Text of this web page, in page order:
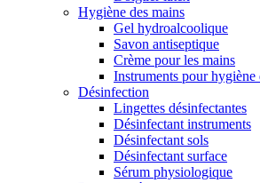
Hygiène des mains
Gel hydroalcoolique
Savon antiseptique
Crème pour les mains
Instruments pour hygiène
Désinfection
Lingettes désinfectantes
Désinfectant instruments
Désinfectant sols
Désinfectant surface
Sérum physiologique